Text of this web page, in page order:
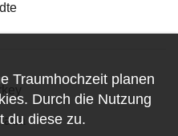
Traumhochzeit planen
. Durch die Nutzung
du diese zu.